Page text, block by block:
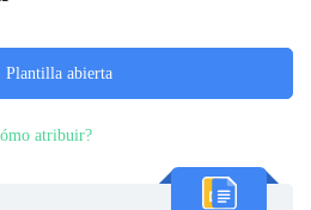
Plantilla abierta
atribuir?